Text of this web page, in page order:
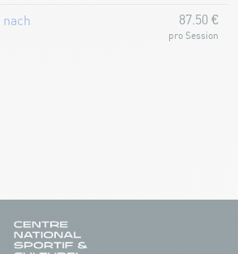
nach
87.50 €
pro Session